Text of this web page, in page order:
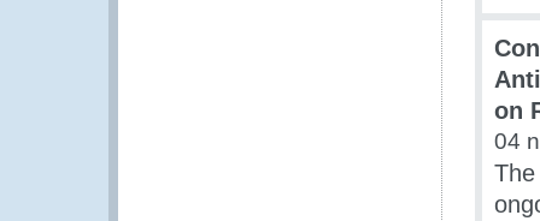
on
04